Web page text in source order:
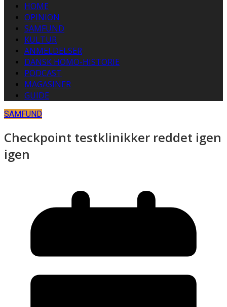
HOME
OPINION
SAMFUND
KULTUR
ANMELDELSER
DANSK HOMO-HISTORIE
PODCAST
MAGASINER
GUIDE
SAMFUND
Checkpoint testklinikker reddet igen
igen